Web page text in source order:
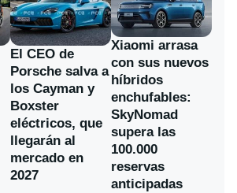
El CEO de
Porsche salva a
los Cayman y
Boxster
eléctricos, que
llegarán al
mercado en
2027
Xiaomi arrasa
con sus nuevos
híbridos
enchufables:
SkyNomad
supera las
100.000
reservas
anticipadas